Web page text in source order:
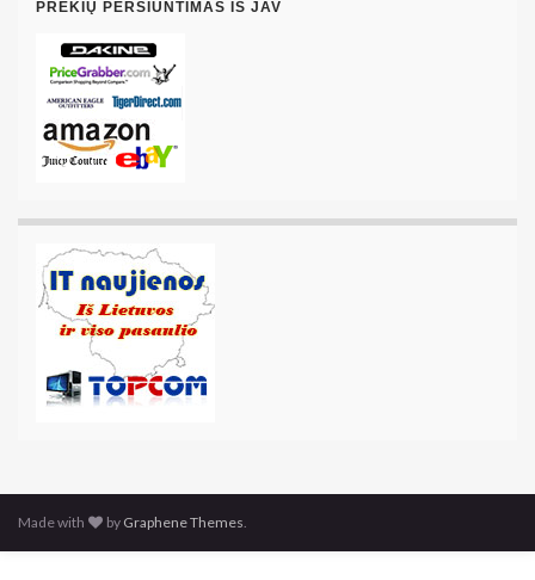
PREKIŲ PERSIUNTIMAS IŠ JAV
Made with by Graphene Themes